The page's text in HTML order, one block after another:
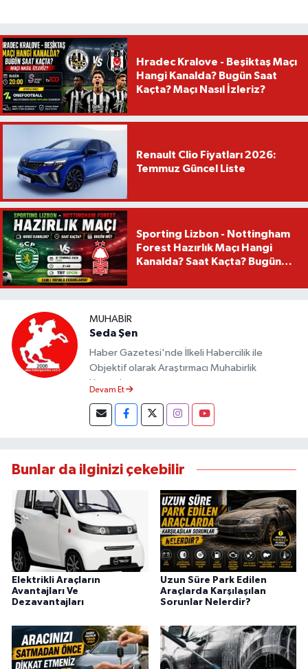
Hradec Kralove - Beşiktaş Maçı
Hangi Kanalda? Bugün Saat
Kaçta? Maçı Nasıl İzleriz?
Renault Clio Fiyatları 2026:
Temmuz Güncel Liste
Sporting Lizbon - Nottingham
Forest Hazırlık Maçı Hangi
Kanalda? Saat Kaçta? Bugün
MUHABIR
Seda Şen
Haber Gazetesi'nde İlkeli Habercilik ile
Objektif olarak Araştırmacı Muhabirlik
Yapmaktayım.
Devam Et
Bunlar da ilginizi çekebilir
Elektrikli Araçların
Avantajları Ve
Dezavantajları
Uzun Süre Park Edilen
Araçlarda Karşılaşılan
Sorunlar Nelerdir?